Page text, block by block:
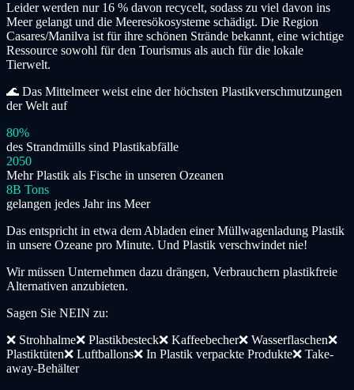
Leider werden nur 16 % davon recycelt, sodass zu viel davon ins
Meer gelangt und die Meeresökosysteme schädigt. Die Region
Casares/Manilva ist für ihre schönen Strände bekannt, eine wichtige
Ressource sowohl für den Tourismus als auch für die lokale
Tierwelt.
🌊 Das Mittelmeer weist eine der höchsten Plastikverschmutzungen
der Welt auf
80%
des Strandmülls sind Plastikabfälle
2050
Mehr Plastik als Fische in unseren Ozeanen
8B Tons
gelangen jedes Jahr ins Meer
Das entspricht in etwa dem Abladen einer Müllwagenladung Plastik
in unsere Ozeane pro Minute. Und Plastik verschwindet nie!
Wir müssen Unternehmen dazu drängen, Verbrauchern plastikfreie
Alternativen anzubieten.
Sagen Sie NEIN zu:
❌ Strohhalme❌ Plastikbesteck❌ Kaffeebecher❌ Wasserflaschen❌
Plastiktüten❌ Luftballons❌ In Plastik verpackte Produkte❌ Take-
away-Behälter